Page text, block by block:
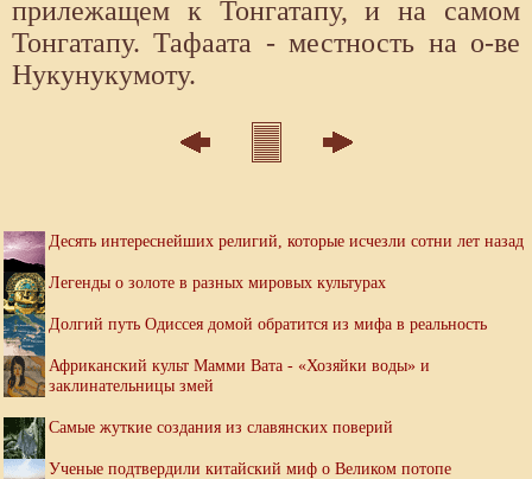
прилежащем к Тонгатапу, и на самом
Тонгатапу. Тафаата - местность на о-ве
Нукунукумоту.
Десять интереснейших религий, которые исчезли сотни лет назад
Легенды о золоте в разных мировых культурах
Долгий путь Одиссея домой обратится из мифа в реальность
Африканский культ Мамми Вата - «Хозяйки воды» и
заклинательницы змей
Самые жуткие создания из славянских поверий
Ученые подтвердили китайский миф о Великом потопе